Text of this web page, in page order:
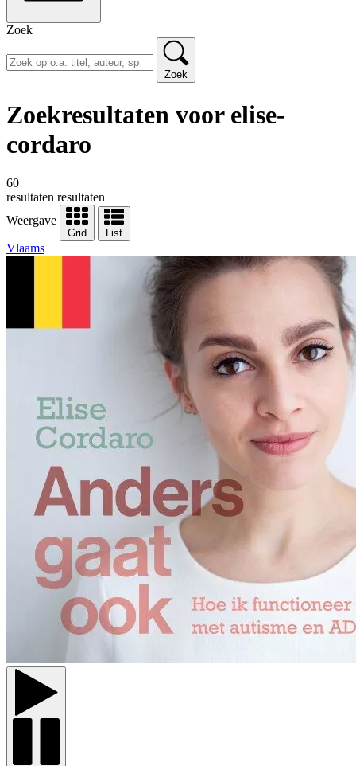
Zoek
Zoek
Zoekresultaten voor elise-
cordaro
60
resultaten resultaten
Weergave
Grid List
Vlaams